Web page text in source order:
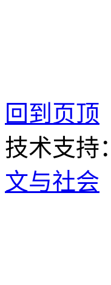
回到页顶
技术支持：
文与社会